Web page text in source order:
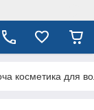
косметика для